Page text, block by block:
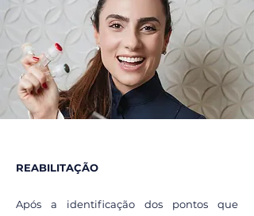
REABILITAÇÃO
Após a identificação dos pontos que